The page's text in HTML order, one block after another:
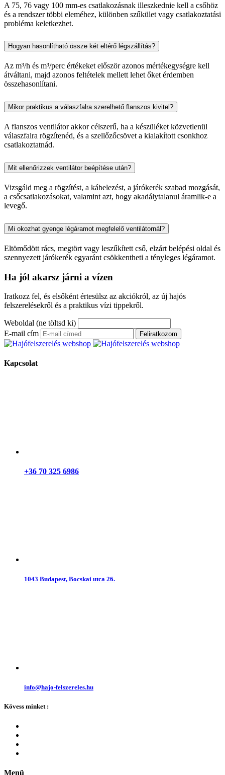
A 75, 76 vagy 100 mm-es csatlakozásnak illeszkednie kell a csőhöz
és a rendszer többi eleméhez, különben szűkület vagy csatlakoztatási
probléma keletkezhet.
Hogyan hasonlítható össze két eltérő légszállítás?
Az m³/h és m³/perc értékeket először azonos mértékegységre kell
átváltani, majd azonos feltételek mellett lehet őket érdemben
összehasonlítani.
Mikor praktikus a válaszfalra szerelhető flanszos kivitel?
A flanszos ventilátor akkor célszerű, ha a készüléket közvetlenül
válaszfalra rögzítenéd, és a szellőzőcsövet a kialakított csonkhoz
csatlakoztatnád.
Mit ellenőrizzek ventilátor beépítése után?
Vizsgáld meg a rögzítést, a kábelezést, a járókerék szabad mozgását,
a csőcsatlakozásokat, valamint azt, hogy akadálytalanul áramlik-e a
levegő.
Mi okozhat gyenge légáramot megfelelő ventilátornál?
Eltömődött rács, megtört vagy leszűkített cső, elzárt belépési oldal és
szennyezett járókerék egyaránt csökkentheti a tényleges légáramot.
Ha jól akarsz járni a vízen
Iratkozz fel, és elsőként értesülsz az akciókról, az új hajós
felszerelésekről és a praktikus vízi tippekről.
Weboldal (ne töltsd ki)
E-mail cím
Feliratkozom
Kapcsolat
+36 70 325 6986
1043 Budapest, Bocskai utca 26.
info@hajo-felszereles.hu
Kövess minket :
Menü